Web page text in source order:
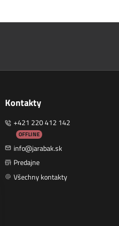
Kontakty
+421 220 412 142
OFFLINE
info@jarabak.sk
Predajne
Všechny kontakty